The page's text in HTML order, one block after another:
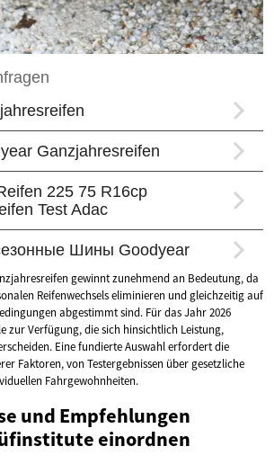
gewinnt zunehmend an Bedeutung, da
Reifenwechsels eliminieren und gleichzeitig auf
abgestimmt sind. Für das Jahr 2026
zur Verfügung, die sich hinsichtlich Leistung,
Eine fundierte Auswahl erfordert die
Faktoren, von Testergebnissen über gesetzliche
Fahrgewohnheiten.
und Empfehlungen
einordnen